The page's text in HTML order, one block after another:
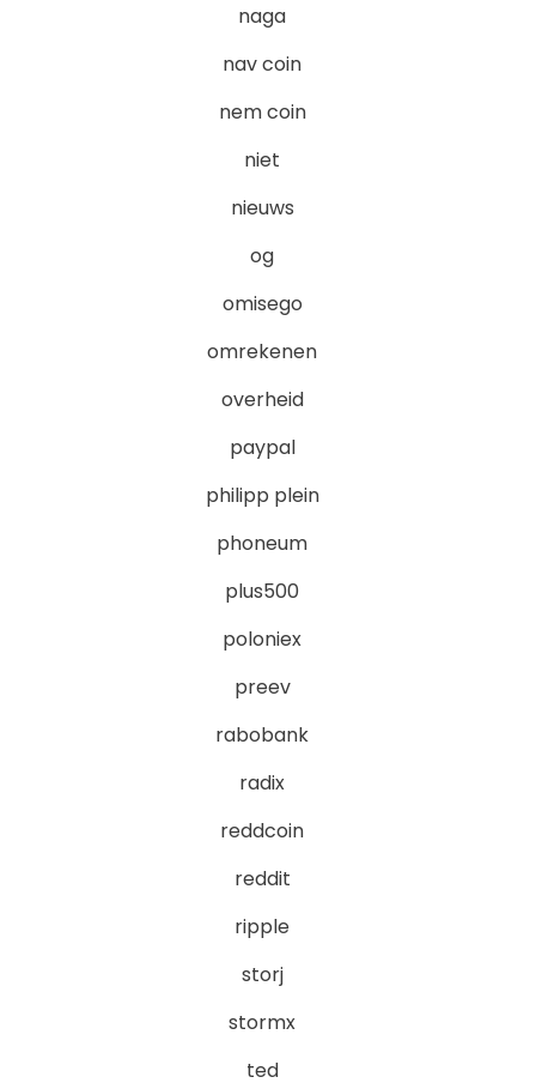
naga
nav coin
nem coin
niet
nieuws
og
omisego
omrekenen
overheid
paypal
philipp plein
phoneum
plus500
poloniex
preev
rabobank
radix
reddcoin
reddit
ripple
storj
stormx
ted